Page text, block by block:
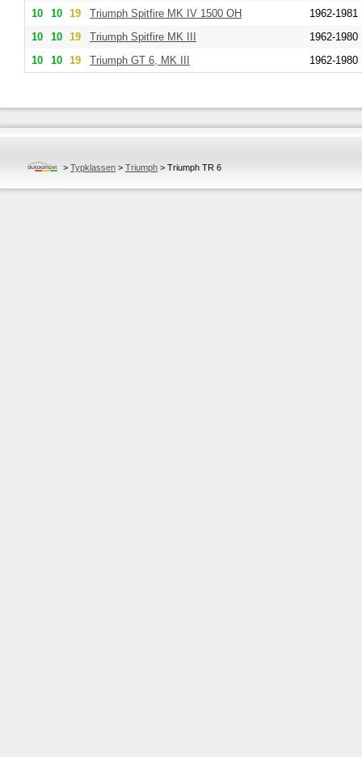
10 10 19 Triumph Spitfire MK IV 1500 OH
1962-1981
10
10 19 Triumph Spitfire MK III
1962-1980
10
10 19 Triumph GT 6, MK III 1962-1980
> Typklassen > Triumph > Triumph TR 6